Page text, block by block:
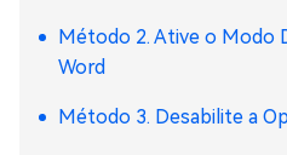
Método 2. Ative o Modo
Word
Método 3. Desabilite a